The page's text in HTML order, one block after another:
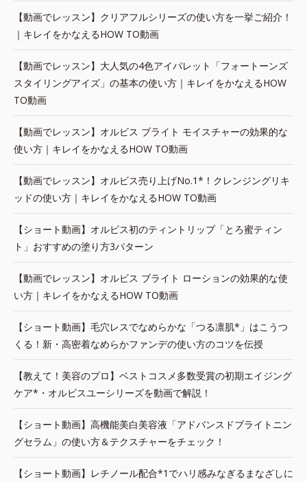
【動画でレッスン】クリアフルシリーズの使い方を一挙ご紹介！
｜キレイをかなえるHOW TO動画
【動画でレッスン】大人気の4色アイパレット「フォートーンズ
スタイリングアイズ」の基本の使い方｜キレイをかなえるHOW
TO動画
【動画でレッスン】オルビス ブライト モイスチャーの効果的な
使い方｜キレイをかなえるHOW TO動画
【動画でレッスン】オルビス売り上げNo.1*！クレンジングリキ
ッドの使い方｜キレイをかなえるHOW TO動画
【ショート動画】オルビス初のティントリップ「とろ蜜ティン
ト」おすすめの塗り方3パターン
【動画でレッスン】オルビス ブライト ローションの効果的な使
い方｜キレイをかなえるHOW TO動画
【ショート動画】毛穴レスでなめらかな「つる凛肌*」はこうつ
くる！新・高密着なめらかファンデの使い方のコツを伝授
【教えて！美容のプロ】ベストコスメ多数受賞の初期エイジング
ケア*・オルビスユーシリーズを動画で解説！
【ショート動画】高機能美白美容液「アドバンスドブライトニン
グセラム」の使い方＆テクスチャーをチェック！
【ショート動画】レチノール配合*1でハリ感みなぎるまなざしに